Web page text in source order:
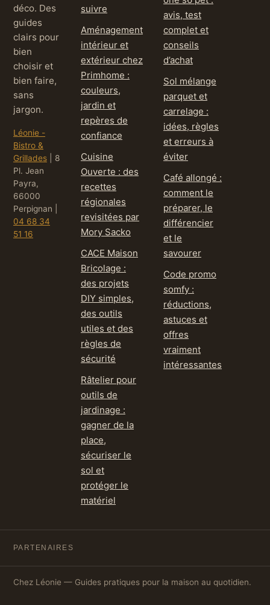
déco. Des
guides
clairs pour
bien
choisir et
bien faire,
sans
jargon.
Léonie -
Bistro &
Grillades
8
Pl. Jean
Payra,
66000
Perpignan
04 68 34
51 16
suivre
Aménagement
intérieur et
extérieur chez
Primhome :
couleurs,
jardin et
repères de
confiance
Cuisine
Ouverte : des
recettes
régionales
revisitées par
Mory Sacko
CACE Maison
Bricolage :
des projets
DIY simples,
des outils
utiles et des
règles de
sécurité
Râtelier pour
outils de
jardinage :
gagner de la
place,
sécuriser le
sol et
protéger le
matériel
avis, test
complet et
conseils
d’achat
Sol mélange
parquet et
carrelage :
idées, règles
et erreurs à
éviter
Café allongé :
comment le
préparer, le
différencier
et le
savourer
Code promo
somfy :
réductions,
astuces et
offres
vraiment
intéressantes
PARTENAIRES
Chez Léonie — Guides pratiques pour la maison au quotidien.